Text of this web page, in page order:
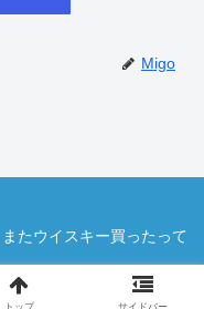
Migo
たウイスキー買ったって
トップ サイドバー